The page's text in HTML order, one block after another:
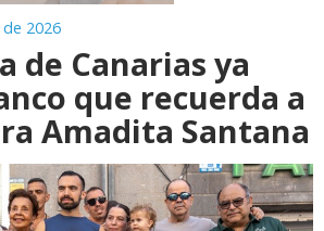
2026
de Canarias ya
que recuerda a
Amadita Santana